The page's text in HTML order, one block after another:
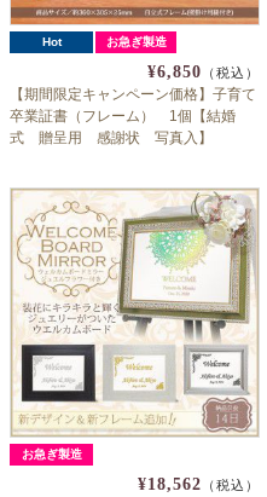
Hot お急ぎ製造
¥6,850 （税込）
【期間限定キャンペーン価格】子育て
卒業証書（フレーム） 1個【結婚
式 贈呈用 感謝状 写真入】
お急ぎ製造
¥18,562 （税込）